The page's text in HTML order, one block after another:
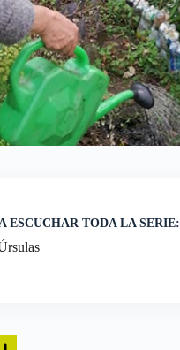
ESCUCHAR TODA LA SERIE: